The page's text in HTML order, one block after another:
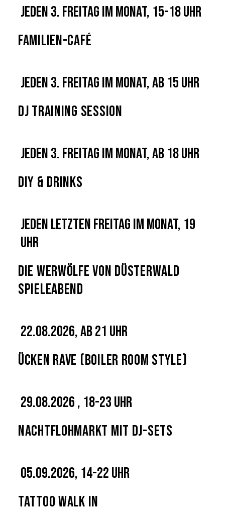
Jeden 3. Freitag im Monat, 15-18 Uhr
Familien-Café
Jeden 3. Freitag im Monat, ab 15 Uhr
DJ Training Session
Jeden 3. Freitag im Monat, ab 18 Uhr
DIY & Drinks
Jeden letzten Freitag im Monat, 19
Uhr
Die Werwölfe von Düsterwald
Spieleabend
22.08.2026, ab 21 Uhr
Ücken Rave (Boiler Room Style)
29.08.2026 , 18-23 Uhr
Nachtflohmarkt mit DJ-Sets
05.09.2026, 14-22 Uhr
Tattoo Walk In